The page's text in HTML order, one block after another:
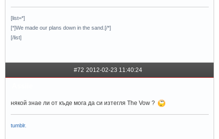
[list=*]
[*]We made our plans down in the sand.[/*]
[/list]
#72 2012-02-23 11:40:24
някой знае ли от къде мога да си изтегля The Vow ?
tumblr.